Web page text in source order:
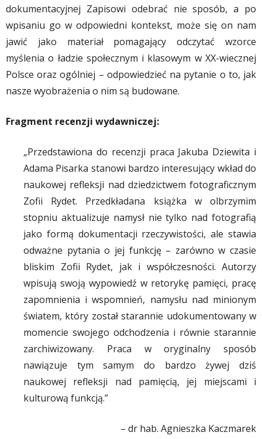
dokumentacyjnej Zapisowi odebrać nie sposób, a po
wpisaniu go w odpowiedni kontekst, może się on nam
jawić jako materiał pomagający odczytać wzorce
myślenia o ładzie społecznym i klasowym w XX-wiecznej
Polsce oraz ogólniej – odpowiedzieć na pytanie o to, jak
nasze wyobrażenia o nim są budowane.
Fragment recenzji wydawniczej:
„Przedstawiona do recenzji praca Jakuba Dziewita i
Adama Pisarka stanowi bardzo interesujący wkład do
naukowej refleksji nad dziedzictwem fotograficznym
Zofii Rydet. Przedkładana książka w olbrzymim
stopniu aktualizuje namysł nie tylko nad fotografią
jako formą dokumentacji rzeczywistości, ale stawia
odważne pytania o jej funkcję – zarówno w czasie
bliskim Zofii Rydet, jak i współczesności. Autorzy
wpisują swoją wypowiedź w retorykę pamięci, pracę
zapomnienia i wspomnień, namysłu nad minionym
światem, który został starannie udokumentowany w
momencie swojego odchodzenia i równie starannie
zarchiwizowany. Praca w oryginalny sposób
nawiązuje tym samym do bardzo żywej dziś
naukowej refleksji nad pamięcią, jej miejscami i
kulturową funkcją.”
– dr hab. Agnieszka Kaczmarek